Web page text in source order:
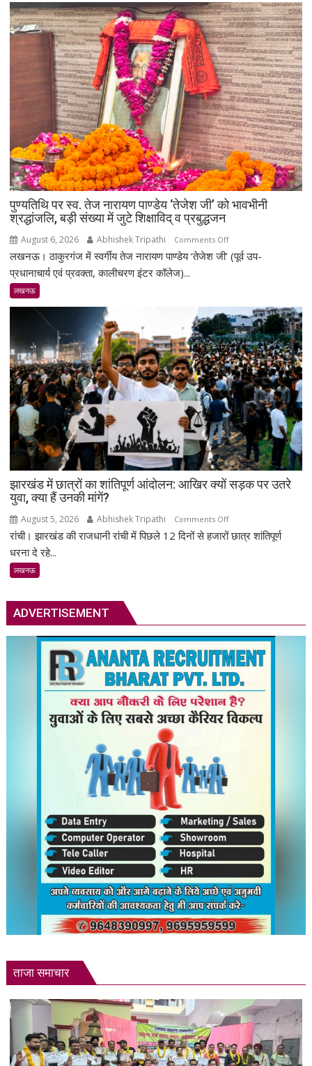
का
भव्य
शपथ
ग्रहण
समारोह
हुआ
संपन्न
पुण्यतिथि पर स्व. तेज नारायण पाण्डेय ‘तेजेश जी’ को भावभीनी
श्रद्धांजलि, बड़ी संख्या में जुटे शिक्षाविद् व प्रबुद्धजन
August 6, 2026 Abhishek Tripathi Comments Offon
पुण्यतिथि
नारायण
पाण्डेय
‘तेजेश
जी’
को
भावभीनी
श्रद्धांजलि,
बड़ी
संख्या
में
जुटे
शिक्षाविद्
प्रबुद्धजन
लखनऊ। ठाकुरगंज में स्वर्गीय तेज नारायण पाण्डेय ‘तेजेश जी’ (पूर्व उप-
प्रधानाचार्य एवं प्रवक्ता, कालीचरण इंटर कॉलेज)...
लखनऊ
झारखंड में छात्रों का शांतिपूर्ण आंदोलन: आखिर क्यों सड़क पर उतरे
युवा, क्या हैं उनकी मांगें?
August 5, 2026 Abhishek Tripathi Comments Offon
झारखंड
आखिर
क्यों
सड़क
पर
उतरे
युवा,
क्या
रांची। झारखंड की राजधानी रांची में पिछले 12 दिनों से हजारों छात्र शांतिपूर्ण
धरना दे रहे...
लखनऊ
ADVERTISEMENT
ताजा समाचार